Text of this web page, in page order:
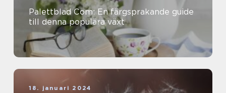
Palettblad Com: En färgsprakande guide
till denna populära växt
18. januari 2024